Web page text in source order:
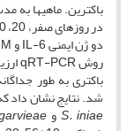
باکترین. ماهی­ها به
باکتری به طور
شد. نتایج نشان داد
S. iniaeو